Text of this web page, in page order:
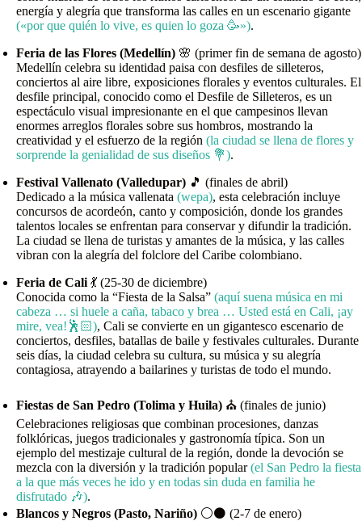
energía y alegría que transforma las calles en un escenario gigante
(«por que quién lo vive, es quien lo goza 🥳»).
Feria de las Flores (Medellín) 🌸 (primer fin de semana de agosto)
Medellín celebra su identidad paisa con desfiles de silleteros,
conciertos al aire libre, exposiciones florales y eventos culturales. El
desfile principal, conocido como el Desfile de Silleteros, es un
espectáculo visual impresionante en el que campesinos llevan
enormes arreglos florales sobre sus hombros, mostrando la
creatividad y el esfuerzo de la región (la ciudad se llena de flores y
sorprende la genialidad de sus diseños 💐).
Festival Vallenato (Valledupar) 🎵 (finales de abril)
Dedicado a la música vallenata (wepa), esta celebración incluye
concursos de acordeón, canto y composición, donde los grandes
talentos locales se enfrentan para conservar y difundir la tradición.
La ciudad se llena de turistas y amantes de la música, y las calles
vibran con la alegría del folclore del Caribe colombiano.
Feria de Cali 💃 (25-30 de diciembre)
Conocida como la “Fiesta de la Salsa” (aquí suena música en mi
cabeza … si huele a caña, tabaco y brea … Usted está en Cali, ¡ay
mire, vea!🕺🏻), Cali se convierte en un gigantesco escenario de
conciertos, desfiles, batallas de baile y festivales culturales. Durante
seis días, la ciudad celebra su cultura, su música y su alegría
contagiosa, atrayendo a bailarines y turistas de todo el mundo.
Fiestas de San Pedro (Tolima y Huila) ⛪ (finales de junio)
Celebraciones religiosas que combinan procesiones, danzas
folklóricas, juegos tradicionales y gastronomía típica. Son un
ejemplo del mestizaje cultural de la región, donde la devoción se
mezcla con la diversión y la tradición popular(el San Pedro la fiesta
a la que más veces he ido y en todas sin duda en familia he
disfrutado 🎶).
Blancos y Negros (Pasto, Nariño) ⚪⚫ (2-7 de enero)